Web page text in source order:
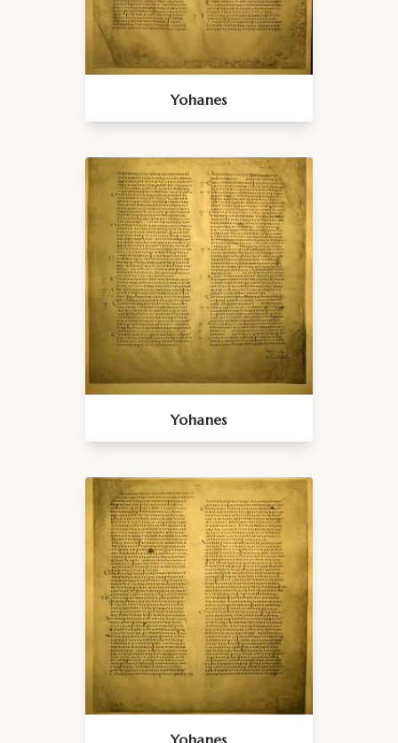
Yohanes
Yohanes
Yohanes